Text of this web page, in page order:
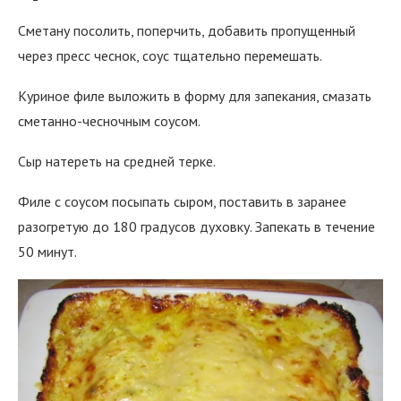
Сметану посолить, поперчить, добавить пропущенный
через пресс чеснок, соус тщательно перемешать.
Куриное филе выложить в форму для запекания, смазать
сметанно-чесночным соусом.
Сыр натереть на средней терке.
Филе с соусом посыпать сыром, поставить в заранее
разогретую до 180 градусов духовку. Запекать в течение
50 минут.